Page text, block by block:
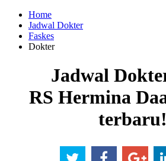
Home
Jadwal Dokter
Faskes
Dokter
Jadwal
RS Hermina
terbaru!